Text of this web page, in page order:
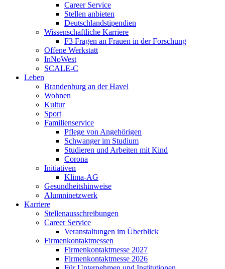
Career Service
Stellen anbieten
Deutschlandstipendien
Wissenschaftliche Karriere
F3 Fragen an Frauen in der Forschung
Offene Werkstatt
InNoWest
SCALE-C
Leben
Brandenburg an der Havel
Wohnen
Kultur
Sport
Familienservice
Pflege von Angehörigen
Schwanger im Studium
Studieren und Arbeiten mit Kind
Corona
Initiativen
Klima-AG
Gesundheitshinweise
Alumninetzwerk
Karriere
Stellenausschreibungen
Career Service
Veranstaltungen im Überblick
Firmenkontaktmessen
Firmenkontaktmesse 2027
Firmenkontaktmesse 2026